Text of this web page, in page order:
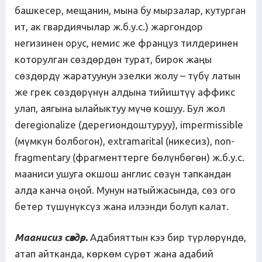
башкесер, мещанин, мына бу мырзалар, кутурган
ит, ак гвардиячылар ж.б.у.с.) жаргондор
негизинен орус, немис же француз тилдеринен
которулган сөздөрдөн турат, бирок жаңы
сөздөрдү жаратуунун эзелки жолу – түбү латын
же грек сөздөрүнүн алдына тийиштүү аффикс
улап, аягына ылайыктуу мүчө кошуу. Бул жол
deregionalize (дерегиондоштуруу), impermissible
(мүмкүн болбогон), extramarital (никесиз), non-
fragmentary (фрагменттерге бөлүнбөгөн) ж.б.у.с.
мааниси ушуга окшош англис сөзүн тапкандан
алда канча оңой. Мунун натыйжасында, сөз ого
бетер түшүнүксүз жана илээнди болуп калат.
Маанисиз сөздөр. Адабияттын кээ бир түрлөрүндө,
атап айтканда, көркөм сүрөт жана адабий